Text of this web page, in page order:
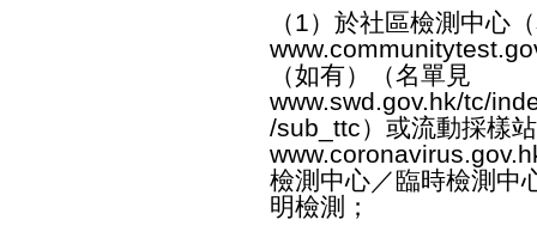
（1）於社區檢測中心
（如有）（名單見
www.swd.gov.hk/tc/
/sub_ttc）或流動採樣
檢測中心／臨時檢測中
明檢測；